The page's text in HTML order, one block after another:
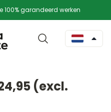
100% garandeerd werken
(excl.